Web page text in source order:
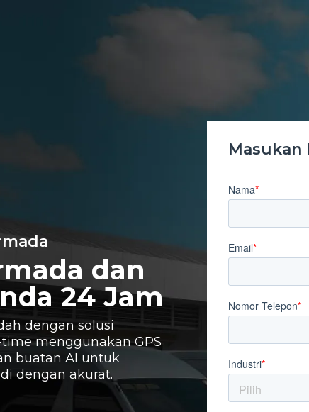
dan
24 Jam
dengan solusi
menggunakan GPS
buatan AI untuk
dengan akurat.
Masukan